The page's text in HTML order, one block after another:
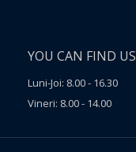
YOU CAN FIND US
Luni-Joi: 8.00 - 16.30
Vineri: 8.00 - 14.00